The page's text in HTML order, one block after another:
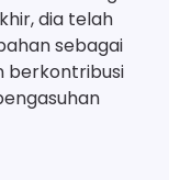
dia telah
sebagai
berkontribusi